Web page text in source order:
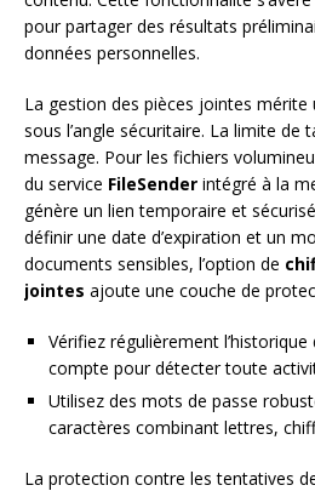
pour partager des résultats
données personnelles.
La gestion des pièces jointes
sous l’angle sécuritaire. La limite de
message. Pour les fichiers
du service FileSender intégré à la
génère un lien temporaire et
définir une date d’expiration et un
documents sensibles, l’option de
jointes ajoute une couche de
Vérifiez régulièrement
compte pour détecter toute
Utilisez des mots de passe
caractères combinant lettres,
La protection contre les tentatives